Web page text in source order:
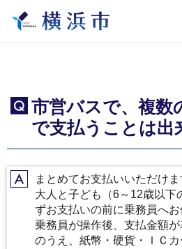
Q
市営バスで、複数
で支払うことは出
Aまとめてお支払いいただけま
大人と子ども（6～12歳以下
ずお支払いの前に乗務員へお
乗務員が操作後、支払金額
のうえ、紙幣・硬貨・ＩＣ